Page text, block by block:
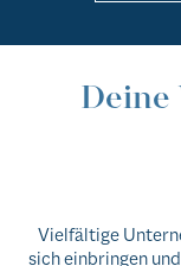
Deine
Vielfältige
sich einbringen